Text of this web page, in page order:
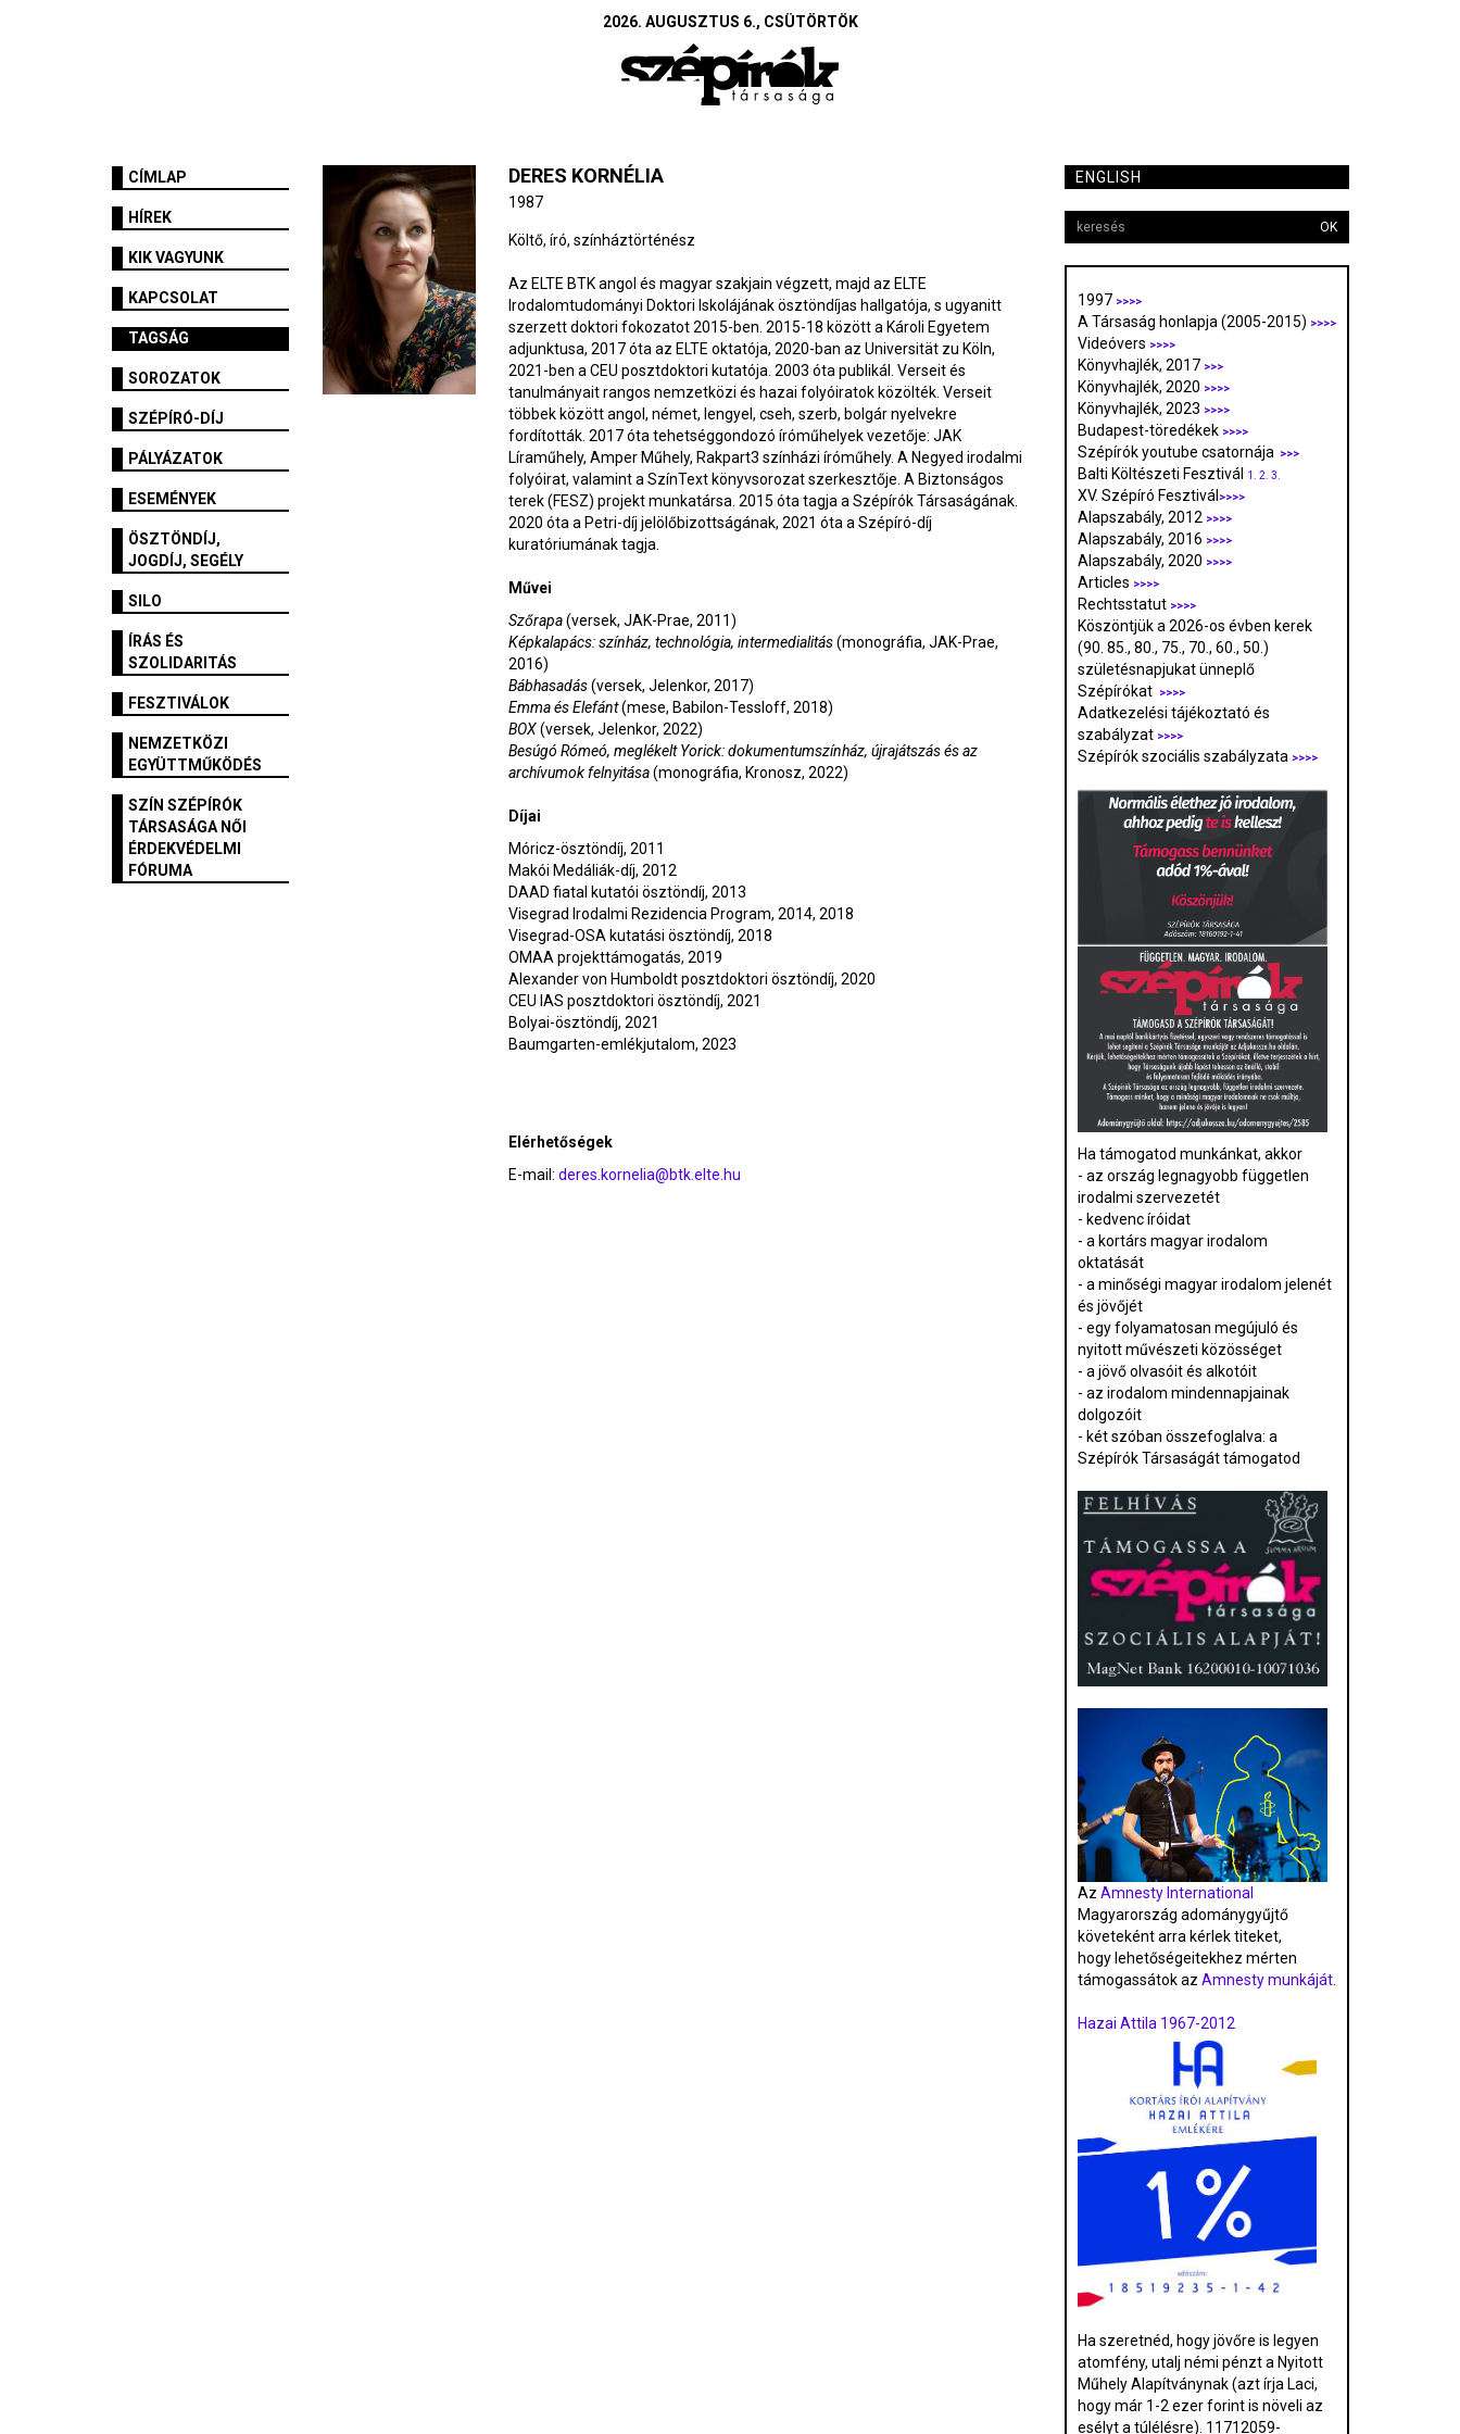
2026. AUGUSZTUS 6., CSÜTÖRTÖK
CÍMLAP
HÍREK
KIK VAGYUNK
KAPCSOLAT
TAGSÁG
SOROZATOK
SZÉPÍRÓ-DÍJ
PÁLYÁZATOK
ESEMÉNYEK
ÖSZTÖNDÍJ,
JOGDÍJ, SEGÉLY
SILO
ÍRÁS ÉS
SZOLIDARITÁS
FESZTIVÁLOK
NEMZETKÖZI
EGYÜTTMŰKÖDÉS
SZÍN SZÉPÍRÓK
TÁRSASÁGA NŐI
ÉRDEKVÉDELMI
FÓRUMA
DERES KORNÉLIA
1987
Költő, író, színháztörténész
Az ELTE BTK angol és magyar szakjain végzett, majd az ELTE
Irodalomtudományi Doktori Iskolájának ösztöndíjas hallgatója, s ugyanitt
szerzett doktori fokozatot 2015-ben. 2015-18 között a Károli Egyetem
adjunktusa, 2017 óta az ELTE oktatója, 2020-ban az Universität zu Köln,
2021-ben a CEU posztdoktori kutatója. 2003 óta publikál. Verseit és
tanulmányait rangos nemzetközi és hazai folyóiratok közölték. Verseit
többek között angol, német, lengyel, cseh, szerb, bolgár nyelvekre
fordították. 2017 óta tehetséggondozó íróműhelyek vezetője: JAK
Líraműhely, Amper Műhely, Rakpart3 színházi íróműhely. A Negyed irodalmi
folyóirat, valamint a SzínText könyvsorozat szerkesztője. A Biztonságos
terek (FESZ) projekt munkatársa. 2015 óta tagja a Szépírók Társaságának.
2020 óta a Petri-díj jelölőbizottságának, 2021 óta a Szépíró-díj
kuratóriumának tagja.
Művei
Szőrapa(versek, JAK-Prae, 2011)
Képkalapács: színház, technológia, intermedialitás(monográfia, JAK-Prae,
2016)
Bábhasadás(versek, Jelenkor, 2017)
Emma és Elefánt(mese, Babilon-Tessloff, 2018)
BOX(versek, Jelenkor, 2022)
Besúgó Rómeó, meglékelt Yorick: dokumentumszínház, újrajátszás és az
archívumok felnyitása(monográfia, Kronosz, 2022)
Díjai
Móricz-ösztöndíj, 2011
Makói Medáliák-díj, 2012
DAAD fiatal kutatói ösztöndíj, 2013
Visegrad Irodalmi Rezidencia Program, 2014, 2018
Visegrad-OSA kutatási ösztöndíj, 2018
OMAA projekttámogatás, 2019
Alexander von Humboldt posztdoktori ösztöndíj, 2020
CEU IAS posztdoktori ösztöndíj, 2021
Bolyai-ösztöndíj, 2021
Baumgarten-emlékjutalom, 2023
Elérhetőségek
E-mail: deres.kornelia@btk.elte.hu
ENGLISH
OK
1997 >>>>
A Társaság honlapja (2005-2015) >>>>
Videóvers >>>>
Könyvhajlék, 2017 >>>
Könyvhajlék, 2020 >>>>
Könyvhajlék, 2023 >>>>
Budapest-töredékek >>>>
Szépírók youtube csatornája >>>
Balti Költészeti Fesztivál 1. 2. 3.
XV. Szépíró Fesztivál >>>>
Alapszabály, 2012 >>>>
Alapszabály, 2016 >>>>
Alapszabály, 2020 >>>>
Articles >>>>
Rechtsstatut >>>>
Köszöntjük a 2026-os évben kerek
(90. 85., 80., 75., 70., 60., 50.)
születésnapjukat ünneplő
Szépírókat
>>>>
Adatkezelési tájékoztató és
szabályzat >>>>
Szépírók szociális szabályzata >>>>
Ha támogatod munkánkat, akkor
- az ország legnagyobb független
irodalmi szervezetét
- kedvenc íróidat
- a kortárs magyar irodalom
oktatását
- a minőségi magyar irodalom jelenét
és jövőjét
- egy folyamatosan megújuló és
nyitott művészeti közösséget
- a jövő olvasóit és alkotóit
- az irodalom mindennapjainak
dolgozóit
- két szóban összefoglalva: a
Szépírók Társaságát támogatod
Az Amnesty International
Magyarország adománygyűjtő
követeként arra kérlek titeket,
hogy lehetőségeitekhez mérten
támogassátok az Amnesty munkáját.
Hazai Attila 1967-2012
Ha szeretnéd, hogy jövőre is legyen
atomfény, utalj némi pénzt a Nyitott
Műhely Alapítványnak (azt írja Laci,
hogy már 1-2 ezer forint is növeli az
esélyt a túlélésre). 11712059-